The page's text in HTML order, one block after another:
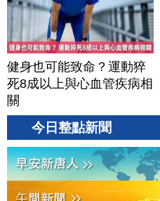
健身也可能致命？運動猝
死8成以上與心血管疾病相
關
今日整點新聞